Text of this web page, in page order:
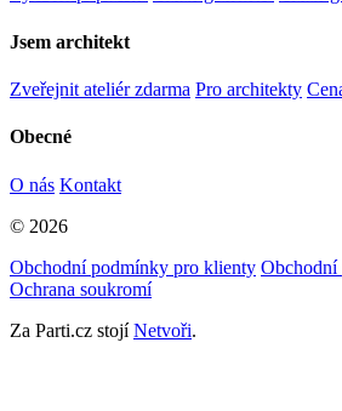
Jsem architekt
Zveřejnit ateliér zdarma Pro architekty
Obecné
O nás Kontakt
© 2026
Obchodní podmínky pro klienty Obchodní
Ochrana soukromí
Za Parti.cz stojíNetvoři.